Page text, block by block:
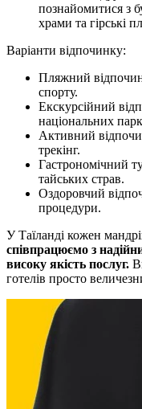
познайомитися з
храми та гірські
Варіанти відпочинку:
Пляжний
спорту.
Екскурсійний
національних
Активний
трекінг.
Гастрономічний
тайських страв.
Оздоровчий
процедури.
У Таїланді кожен
співпрацюємо з
високу якість послуг.
готелів просто